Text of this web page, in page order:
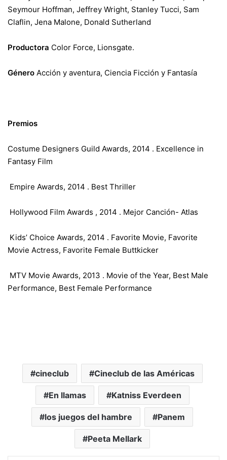
Seymour Hoffman, Jeffrey Wright, Stanley Tucci, Sam
Claflin, Jena Malone, Donald Sutherland
Productora Color Force, Lionsgate.
Género Acción y aventura, Ciencia Ficción y Fantasía
Premios
Costume Designers Guild Awards, 2014 . Excellence in
Fantasy Film
Empire Awards, 2014 . Best Thriller
Hollywood Film Awards , 2014 . Mejor Canción- Atlas
Kids’ Choice Awards, 2014 . Favorite Movie, Favorite
Movie Actress, Favorite Female Buttkicker
MTV Movie Awards, 2013 . Movie of the Year, Best Male
Performance, Best Female Performance
cineclub Cineclub de las Américas
En llamas Katniss Everdeen
los juegos del hambre Panem
Peeta Mellark